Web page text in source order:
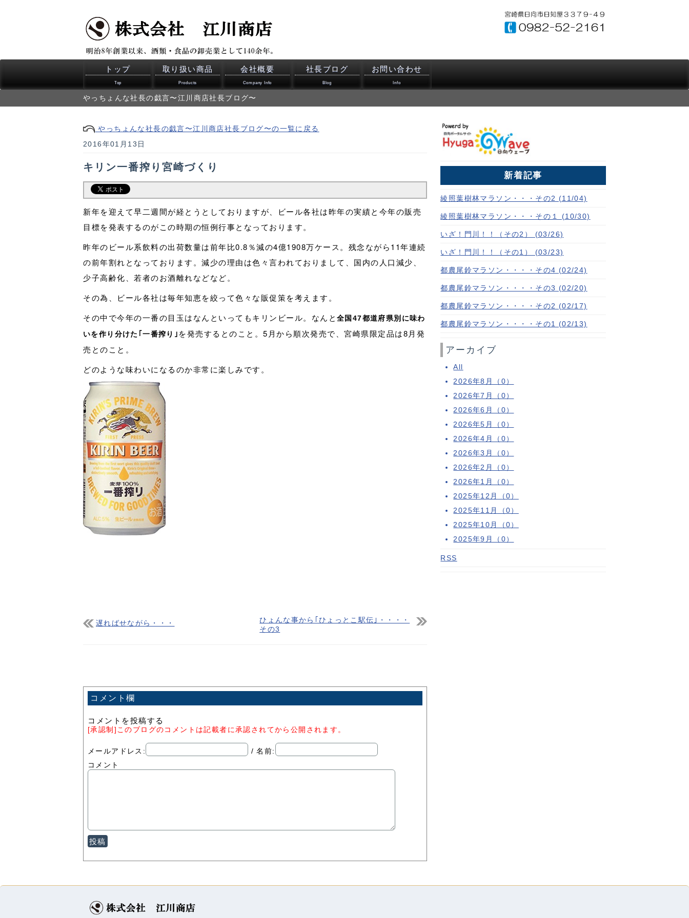
トップ
Top
取り扱い商品
Products
会社概要
Company Info
社長ブログ
Blog
お問い合わせ
Info
やっちょんな社長の戯言〜江川商店社長ブログ〜
やっちょんな社長の戯言〜江川商店社長ブログ〜の一覧に戻る
2016年01月13日
キリン一番搾り宮崎づくり
新年を迎えて早二週間が経とうとしておりますが、ビール各社は昨年の実績と今年の販売
目標を発表するのがこの時期の恒例行事となっております。
昨年のビール系飲料の出荷数量は前年比0.8％減の4億1908万ケース。残念ながら11年連続
の前年割れとなっております。減少の理由は色々言われておりまして、国内の人口減少、
少子高齢化、若者のお酒離れなどなど。
その為、ビール各社は毎年知恵を絞って色々な販促策を考えます。
その中で今年の一番の目玉はなんといってもキリンビール。なんと 全国47都道府県別に味わ
いを作り分けた｢一番搾り｣ を発売するとのこと。5月から順次発売で、宮崎県限定品は8月発
売とのこと。
どのような味わいになるのか非常に楽しみです。
遅ればせながら・・・
ひょんな事から｢ひょっとこ駅伝｣・・・・
その3
コメント欄
コメントを投稿する
[承認制]このブログのコメントは記載者に承認されてから公開されます。
メールアドレス:
/ 名前:
コメント
新着記事
綾照葉樹林マラソン・・・その2 (11/04)
綾照葉樹林マラソン・・・その１ (10/30)
いざ！門川！！（その2） (03/26)
いざ！門川！！（その1） (03/23)
都農尾鈴マラソン・・・・その4 (02/24)
都農尾鈴マラソン・・・・その3 (02/20)
都農尾鈴マラソン・・・・その2 (02/17)
都農尾鈴マラソン・・・・その1 (02/13)
アーカイブ
All
2026年8月（0）
2026年7月（0）
2026年6月（0）
2026年5月（0）
2026年4月（0）
2026年3月（0）
2026年2月（0）
2026年1月（0）
2025年12月（0）
2025年11月（0）
2025年10月（0）
2025年9月（0）
RSS